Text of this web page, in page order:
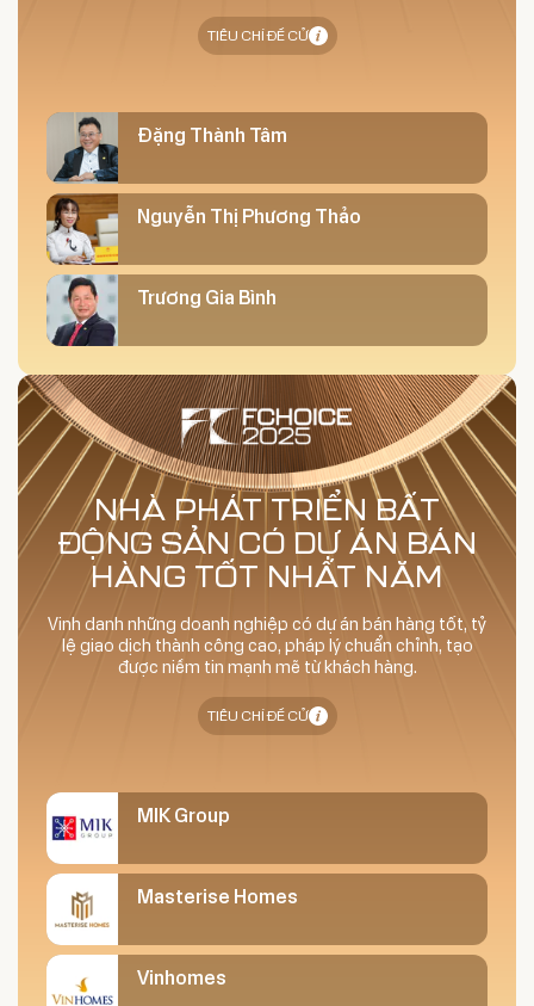
TIÊU CHÍ ĐỀ CỬ
Đặng Thành Tâm
Nguyễn Thị Phương Thảo
Trương Gia Bình
NHÀ PHÁT TRIỂN BẤT
ĐỘNG SẢN CÓ DỰ ÁN BÁN
HÀNG TỐT NHẤT NĂM
Vinh danh những doanh nghiệp có dự án bán hàng tốt, tỷ
lệ giao dịch thành công cao, pháp lý chuẩn chỉnh, tạo
được niềm tin mạnh mẽ từ khách hàng.
TIÊU CHÍ ĐỀ CỬ
MIK Group
Masterise Homes
Vinhomes